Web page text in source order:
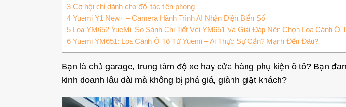
3 Cơ hội chỉ dành cho đối tác tiên phong
4 Yuemi Y1 New+ – Camera Hành Trình AI Nhận Diện Biển Số
5 Loa YM652 YueMi: So Sánh Chi Tiết Với YM651 Và Giải Đáp Nên Chọn Loa Cánh Ô
6 Yuemi YM651: Loa Cánh Ô Tô Từ Yuemi – Ai Thực Sự Cần? Mạnh Đến Đâu?
Bạn là chủ garage, trung tâm độ xe hay cửa hàng phụ kiện ô tô? Bạn
kinh doanh lâu dài mà không bị phá giá, giành giật khách?